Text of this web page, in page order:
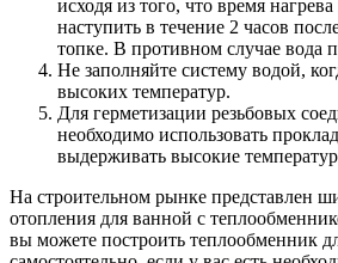
исходя из того, что время
наступить в течение 2 часов
топке. В противном случае вода
Не заполняйте систему водой,
высоких температур.
Для герметизации резьбовых
необходимо использовать
выдерживать высокие
На строительном рынке представлен
отопления для ванной с
вы можете построить теплообменник